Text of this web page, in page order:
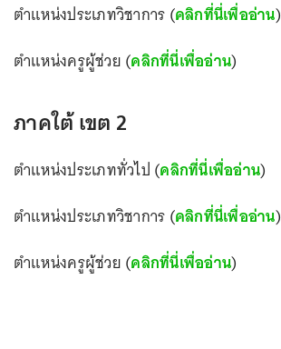
ตำแหน่งประเภทวิชาการ (คลิกที่นี่เพื่ออ่าน)
ตำแหน่งครูผู้ช่วย (คลิกที่นี่เพื่ออ่าน)
ภาคใต้ เขต 2
ตำแหน่งประเภททั่วไป (คลิกที่นี่เพื่ออ่าน)
ตำแหน่งประเภทวิชาการ (คลิกที่นี่เพื่ออ่าน)
ตำแหน่งครูผู้ช่วย (คลิกที่นี่เพื่ออ่าน)